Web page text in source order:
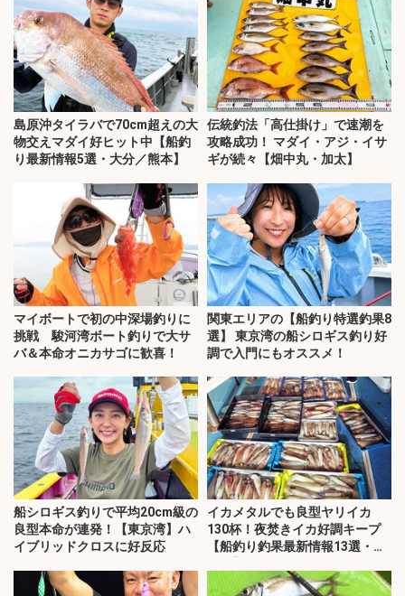
島原沖タイラバで70cm超えの大
物交えマダイ好ヒット中【船釣
り最新情報5選・大分／熊本】
伝統釣法「高仕掛け」で速潮を
攻略成功！ マダイ・アジ・イサ
ギが続々【畑中丸・加太】
マイボートで初の中深場釣りに
挑戦 駿河湾ボート釣りで大サ
バ＆本命オニカサゴに歓喜！
関東エリアの【船釣り特選釣果8
選】 東京湾の船シロギス釣り好
調で入門にもオススメ！
船シロギス釣りで平均20cm級の
良型本命が連発！【東京湾】ハ
イブリッドクロスに好反応
イカメタルでも良型ヤリイカ
130杯！夜焚きイカ好調キープ
【船釣り釣果最新情報13選・玄